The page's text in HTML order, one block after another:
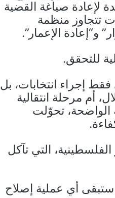
لإعادة صياغة القضية
تتجاوز منظمة
و“إعادة الإعمار”.
للتحقق.
إجراء انتخابات، بل
أم مرحلة انتقالية
الواضحة، تحوّلت
التي تآكل
أي عملية إصلاح